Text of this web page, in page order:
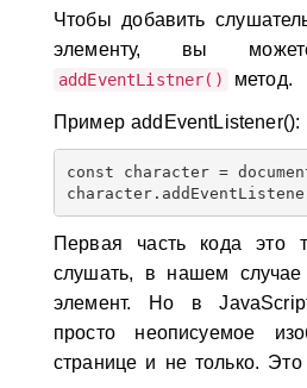
Чтобы добавить
элементу, вы
addEventListner() метод.
Пример addEventListener():
const character =
Первая часть кода это
слушать, в нашем случае
элемент. Но в
просто неописуемое
странице и не только.